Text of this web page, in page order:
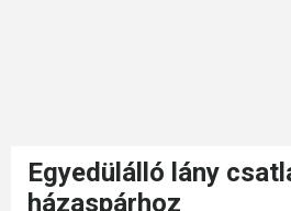
Egyedülálló lány
házaspárhoz